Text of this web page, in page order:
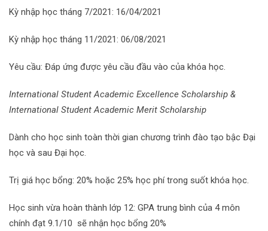
Kỳ nhập học tháng 7/2021: 16/04/2021
Kỳ nhập học tháng 11/2021: 06/08/2021
Yêu cầu: Đáp ứng được yêu cầu đầu vào của khóa học.
International Student Academic Excellence Scholarship &
International Student Academic Merit Scholarship
Dành cho học sinh toàn thời gian chương trình đào tạo bậc Đại
học và sau Đại học.
Trị giá học bổng: 20% hoặc 25% học phí trong suốt khóa học.
Học sinh vừa hoàn thành lớp 12: GPA trung bình của 4 môn
chính đạt 9.1/10 sẽ nhận học bổng 20%